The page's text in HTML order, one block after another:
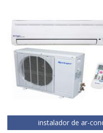
instalador de ar-